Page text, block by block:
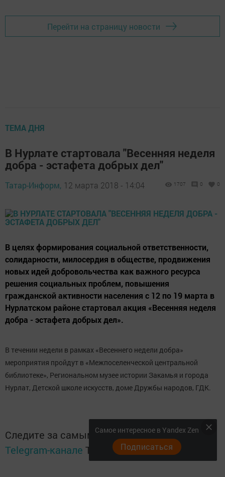
Перейти на страницу новости
ТЕМА ДНЯ
В Нурлате стартовала "Весенняя неделя
добра - эстафета добрых дел"
Татар-Информ, 12 марта 2018 - 14:04 1707 0 0
В целях формирования социальной ответственности,
солидарности, милосердия в обществе, продвижения
новых идей добровольчества как важного ресурса
решения социальных проблем, повышения
гражданской активности населения с 12 по 19 марта в
Нурлатском районе стартовал акция «Весенняя неделя
добра - эстафета добрых дел».
В течении недели в рамках «Весеннего недели добра»
мероприятия пройдут в «Межпоселенческой центральной
библиотеке», Региональном музее истории Закамья и города
Нурлат, Детской школе искусств, доме Дружбы народов, ГДК.
Следите за самым важным и интересным в
Telegram-канале Татмедиа
Самое интересное в Yandex Zen
Подписаться